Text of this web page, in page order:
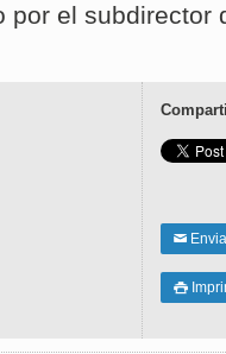
por el subdirector
✉
